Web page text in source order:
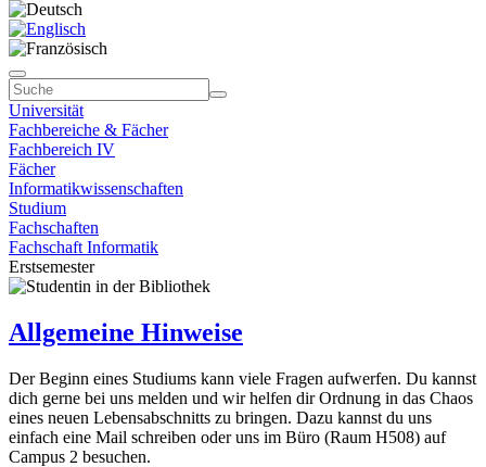
Universität
Fachbereiche & Fächer
Fachbereich IV
Fächer
Informatikwissenschaften
Studium
Fachschaften
Fachschaft Informatik
Erstsemester
Allgemeine Hinweise
Der Beginn eines Studiums kann viele Fragen aufwerfen. Du kannst
dich gerne bei uns melden und wir helfen dir Ordnung in das Chaos
eines neuen Lebensabschnitts zu bringen. Dazu kannst du uns
einfach eine Mail schreiben oder uns im Büro (Raum H508) auf
Campus 2 besuchen.